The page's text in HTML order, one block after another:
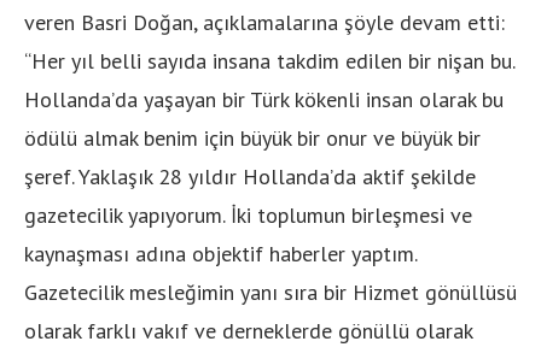
veren Basri Doğan, açıklamalarına şöyle devam etti:
“Her yıl belli sayıda insana takdim edilen bir nişan bu.
Hollanda’da yaşayan bir Türk kökenli insan olarak bu
ödülü almak benim için büyük bir onur ve büyük bir
şeref. Yaklaşık 28 yıldır Hollanda’da aktif şekilde
gazetecilik yapıyorum. İki toplumun birleşmesi ve
kaynaşması adına objektif haberler yaptım.
Gazetecilik mesleğimin yanı sıra bir Hizmet gönüllüsü
olarak farklı vakıf ve derneklerde gönüllü olarak